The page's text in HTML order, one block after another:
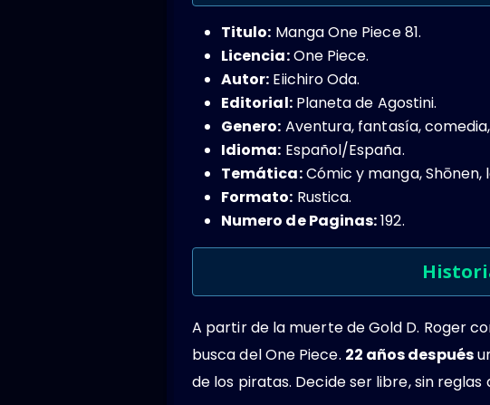
Titulo: Manga One Piece 81.
Licencia:One Piece.
Autor: Eiichiro Oda.
Editorial:Planeta de Agostini.
Genero: Aventura,​ fantasía,
Idioma: Español/España.
Temática:Cómic y manga, Shōnen,
Formato: Rustica.
Numero de Paginas:192.
A partir de la muerte de Gold D. Roger
busca del One Piece. 22 años después
de los piratas. Decide ser libre, sin